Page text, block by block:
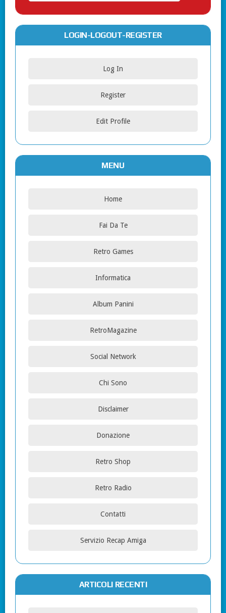
LOGIN-LOGOUT-REGISTER
Log In
Register
Edit Profile
MENU
Home
Fai Da Te
Retro Games
Informatica
Album Panini
RetroMagazine
Social Network
Chi Sono
Disclaimer
Donazione
Retro Shop
Retro Radio
Contatti
Servizio Recap Amiga
ARTICOLI RECENTI